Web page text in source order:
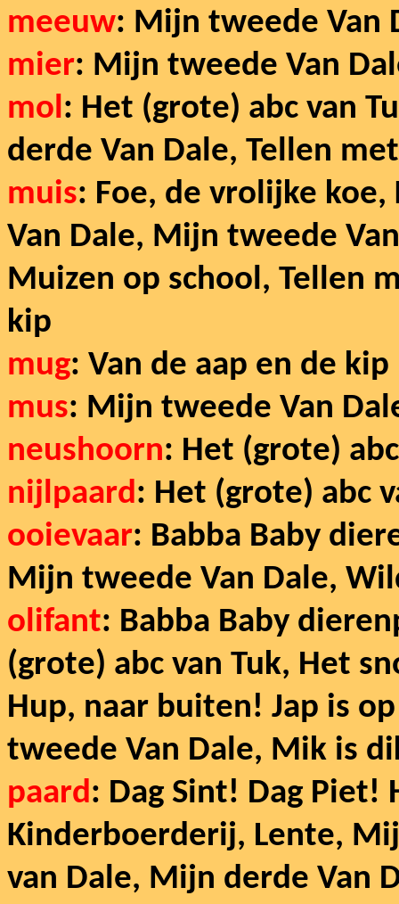
meeuw: Mijn tweede Van
mier: Mijn tweede Van
mol: Het (grote) abc van
derde Van Dale, Tellen
muis: Foe, de vrolijke
Van Dale, Mijn tweede
Muizen op school, Tellen
kip
mug: Van de aap en de kip
mus: Mijn tweede Van
neushoorn: Het (grote)
nijlpaard: Het (grote) abc
ooievaar: Babba Baby
Mijn tweede Van Dale,
olifant: Babba Baby
(grote) abc van Tuk, Het
Hup, naar buiten! Jap is
tweede Van Dale, Mik is
paard: Dag Sint! Dag Piet!
Kinderboerderij, Lente,
van Dale, Mijn derde Van